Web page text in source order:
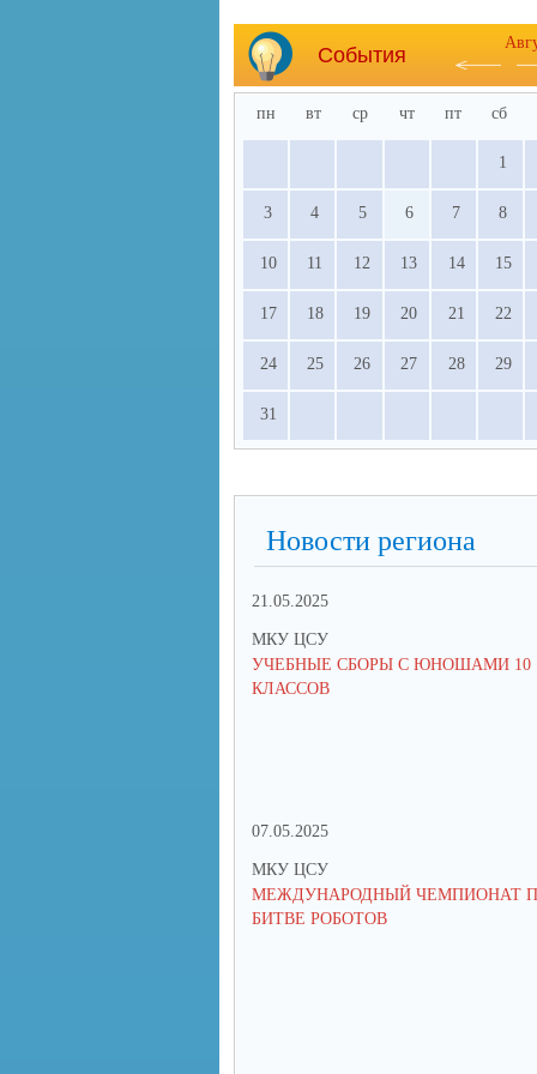
События
пн вт ср чт пт сб
1
3 4 5 6 7 8
10 11 12 13 14 15
17 18 19 20 21 22
24 25 26 27 28 29
31
Новости региона
21.05.2025
МКУ ЦСУ
УЧЕБНЫЕ СБОРЫ С ЮНОШАМИ 10
КЛАССОВ
07.05.2025
МКУ ЦСУ
МЕЖДУНАРОДНЫЙ ЧЕМПИОНАТ
БИТВЕ РОБОТОВ